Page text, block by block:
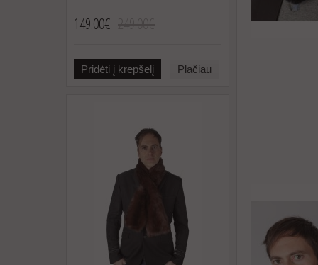
149.00€
Pridėti į krepšelį Plačiau